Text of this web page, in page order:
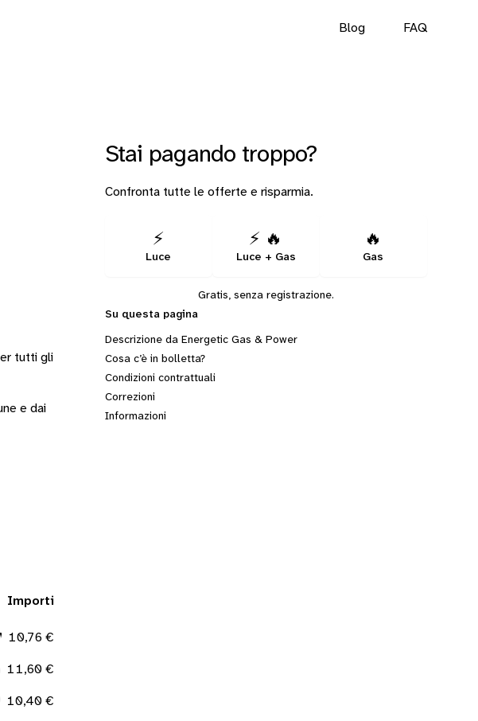
Blog FAQ
tutti gli
e dai
Importi
10,76 €
11,60 €
10,40 €
Stai pagando troppo?
Confronta tutte le offerte e risparmia.
⚡
Luce
⚡ 🔥
Luce + Gas
🔥
Gas
Gratis, senza registrazione.
Su questa pagina
Descrizione da Energetic Gas & Power
Cosa c’è in bolletta?
Condizioni contrattuali
Correzioni
Informazioni